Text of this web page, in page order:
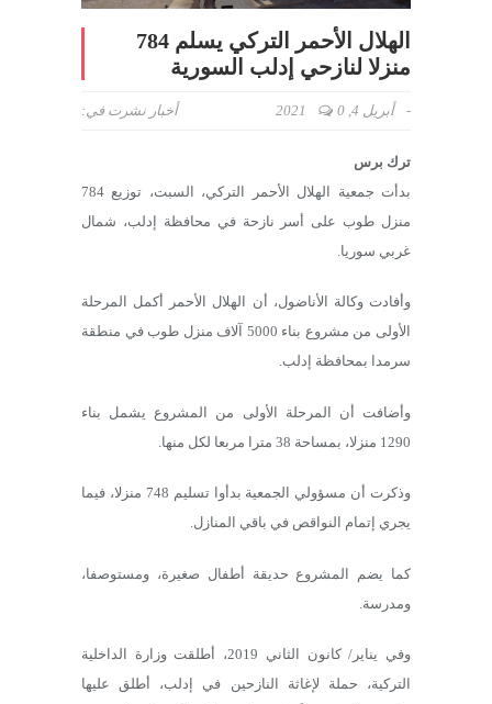
الهلال الأحمر التركي يسلم 784
منزلا لنازحي إدلب السورية
نشرت في: أخبار - أبريل 4, 2021 0
ترك برس
بدأت جمعية الهلال الأحمر التركي، السبت، توزيع 784
منزل طوب على أسر نازحة في محافظة إدلب، شمال
غربي سوريا.
وأفادت وكالة الأناضول، أن الهلال الأحمر أكمل المرحلة
الأولى من مشروع بناء 5000 آلاف منزل طوب في منطقة
سرمدا بمحافظة إدلب.
وأضافت أن المرحلة الأولى من المشروع يشمل بناء
1290 منزلا، بمساحة 38 مترا مربعا لكل منها.
وذكرت أن مسؤولي الجمعية بدأوا تسليم 748 منزلا، فيما
يجري إتمام النواقص في باقي المنازل.
كما يضم المشروع حديقة أطفال صغيرة، ومستوصفا،
ومدرسة.
وفي يناير/ كانون الثاني 2019، أطلقت وزارة الداخلية
التركية، حملة لإغاثة النازحين في إدلب، أطلق عليها